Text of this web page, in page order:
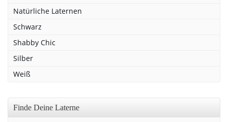
Natürliche Laternen
Schwarz
Shabby Chic
Silber
Weiß
Finde Deine Laterne